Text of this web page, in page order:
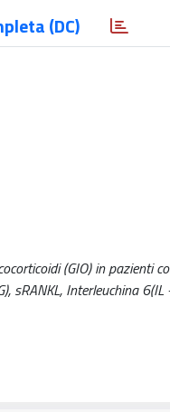
(DC)
(GIO) in pazienti
sRANKL, Interleuchina